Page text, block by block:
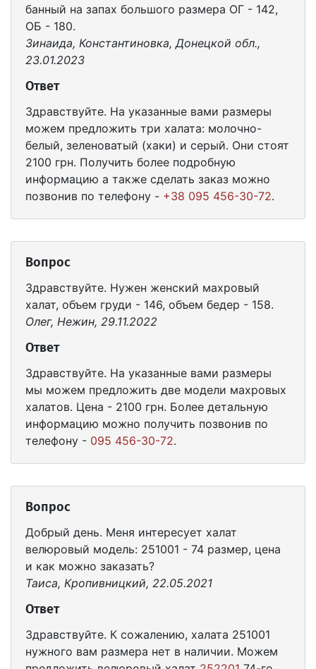
банный на запах большого размера ОГ - 142,
ОБ - 180.
Зинаида, Константиновка, Донецкой обл.,
23.01.2023
Ответ
Здравствуйте. На указанные вами размеры
можем предложить три халата: молочно-
белый, зеленоватый (хаки) и серый. Они стоят
2100 грн. Получить более подробную
информацию а также сделать заказ можно
позвонив по телефону - +38 095 456-30-72.
Вопрос
Здравствуйте. Нужен женский махровый
халат, объем груди - 146, объем бедер - 158.
Олег, Нежин, 29.11.2022
Ответ
Здравствуйте. На указанные вами размеры
мы можем предложить две модели махровых
халатов. Цена - 2100 грн. Более детальную
информацию можно получить позвонив по
телефону - 095 456-30-72.
Вопрос
Добрый день. Меня интересует халат
велюровый модель: 251001 - 74 размер, цена
и как можно заказать?
Таиса, Кропивницкий, 22.05.2021
Ответ
Здравствуйте. К сожалению, халата 251001
нужного вам размера нет в наличии. Можем